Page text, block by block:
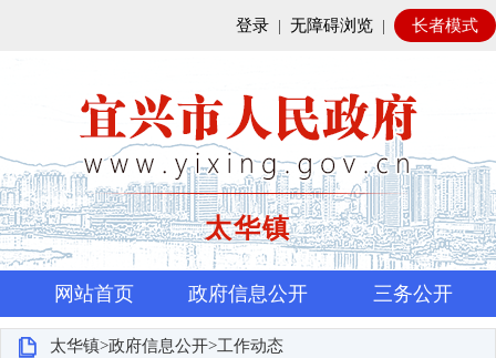
登录 | 无障碍浏览 | 长者模式
太华镇
网站首页 政府信息公开 三务公开
太华镇>政府信息公开>工作动态